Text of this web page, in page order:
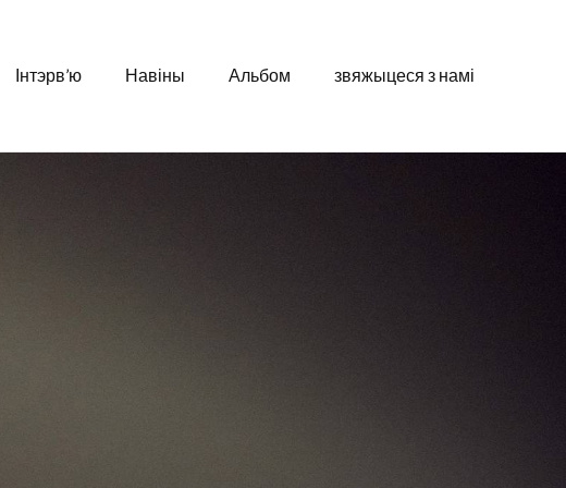
Інтэрв’ю Навіны Альбом звяжыцеся з намі